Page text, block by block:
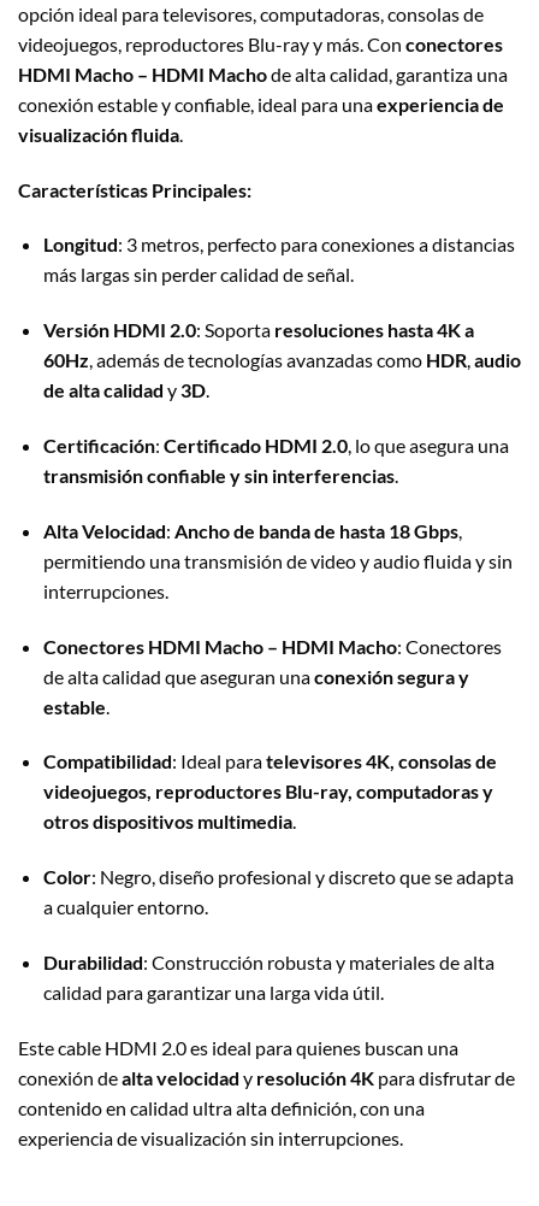
opción ideal para televisores, computadoras, consolas de
videojuegos, reproductores Blu-ray y más. Con conectores
HDMI Macho – HDMI Machode alta calidad, garantiza una
conexión estable y confiable, ideal para unaexperiencia de
visualización fluida.
Características Principales:
Longitud: 3 metros, perfecto para conexiones a distancias
más largas sin perder calidad de señal.
Versión HDMI 2.0: Soporta resoluciones hasta 4K a
60Hz, además de tecnologías avanzadas como HDR,audio
de alta calidad y3D.
Certificación: Certificado HDMI 2.0, lo que asegura una
transmisión confiable y sin interferencias.
Alta Velocidad: Ancho de banda de hasta 18 Gbps,
permitiendo una transmisión de video y audio fluida y sin
interrupciones.
Conectores HDMI Macho – HDMI Macho: Conectores
de alta calidad que aseguran unaconexión segura y
estable
Compatibilidad: Ideal paratelevisores 4K, consolas de
videojuegos, reproductores Blu-ray, computadoras y
otros dispositivos multimedia.
Color: Negro, diseño profesional y discreto que se adapta
a cualquier entorno.
Durabilidad: Construcción robusta y materiales de alta
calidad para garantizar una larga vida útil.
Este cable HDMI 2.0 es ideal para quienes buscan una
conexión dealta velocidad y resolución 4K para disfrutar de
contenido en calidad ultra alta definición, con una
experiencia de visualización sin interrupciones.